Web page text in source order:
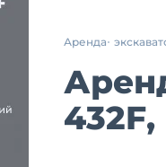
Аренда